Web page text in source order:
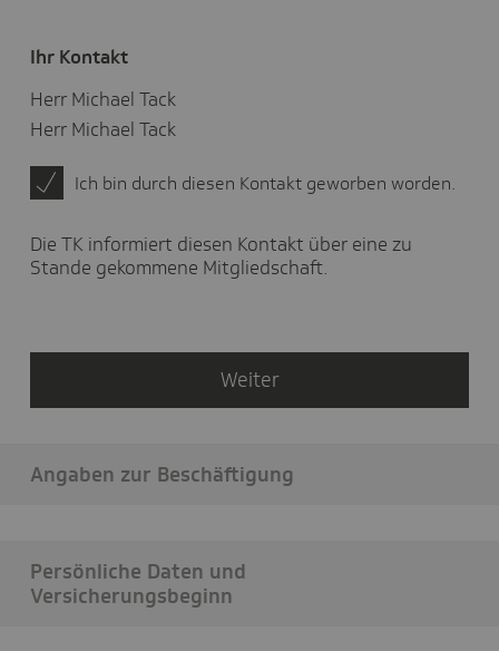
gelebt?
Ihr Kontakt
Herr Michael Tack
Herr Michael Tack
Ich bin durch diesen Kontakt geworben worden.
Die TK informiert diesen Kontakt über eine zu
Stande gekommene Mitgliedschaft.
Weiter
Angaben zur Beschäftigung
Persönliche Daten und
Versicherungsbeginn